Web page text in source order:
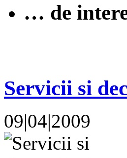
… de
Servicii si
09|04|2009